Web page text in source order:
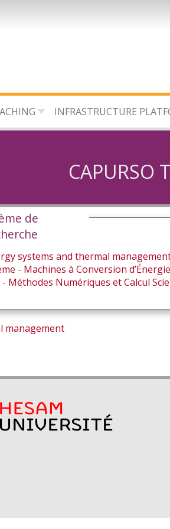
INFRASTRUCTURE
CAPURSO
de
systems and thermal
- Machines à Conversion d’Énergie
- Méthodes Numériques et Calcul
management